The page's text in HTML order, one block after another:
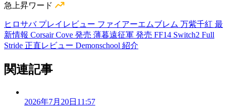
急上昇ワード
ヒロサバ プレイレビュー ファイアーエムブレム 万紫千紅 最
新情報 Corsair Cove 発売 薄暮遠征軍 発売 FF14 Switch2 Full
Stride 正直レビュー Demonschool 紹介
関連記事
2026年7月20日11:57